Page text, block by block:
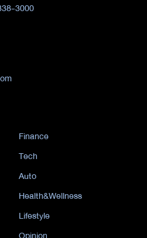
3000
Finance
Tech
Auto
Health&Wellness
Lifestyle